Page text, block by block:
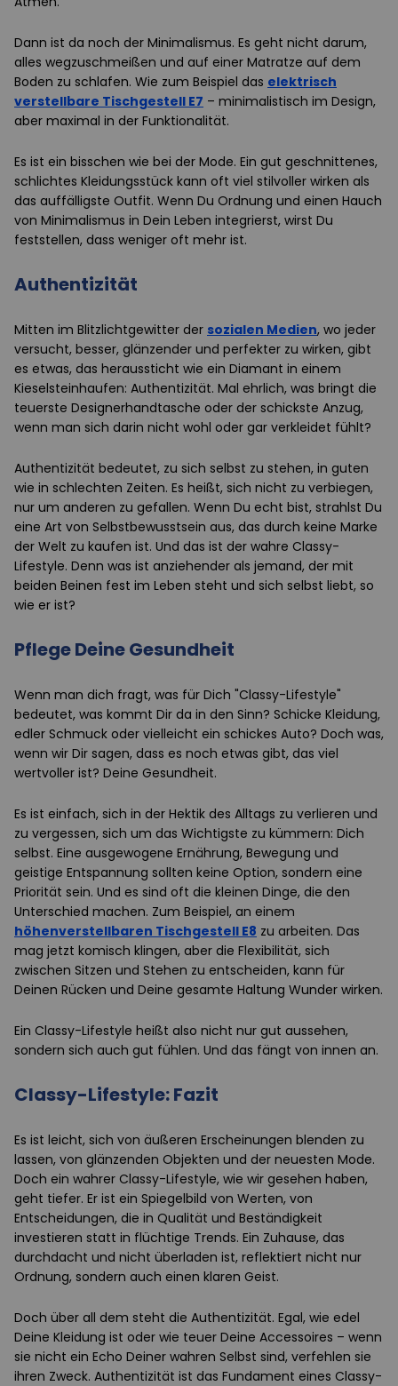
Dann ist da noch der Minimalismus. Es geht nicht darum,
alles wegzuschmeißen und auf einer Matratze auf dem
Boden zu schlafen. Wie zum Beispiel das elektrisch
verstellbare Tischgestell E7 – minimalistisch im Design,
aber maximal in der Funktionalität.
Es ist ein bisschen wie bei der Mode. Ein gut geschnittenes,
schlichtes Kleidungsstück kann oft viel stilvoller wirken als
das auffälligste Outfit. Wenn Du Ordnung und einen Hauch
von Minimalismus in Dein Leben integrierst, wirst Du
feststellen, dass weniger oft mehr ist.
Authentizität
Mitten im Blitzlichtgewitter der sozialen Medien, wo jeder
versucht, besser, glänzender und perfekter zu wirken, gibt
es etwas, das heraussticht wie ein Diamant in einem
Kieselsteinhaufen: Authentizität. Mal ehrlich, was bringt die
teuerste Designerhandtasche oder der schickste Anzug,
wenn man sich darin nicht wohl oder gar verkleidet fühlt?
Authentizität bedeutet, zu sich selbst zu stehen, in guten
wie in schlechten Zeiten. Es heißt, sich nicht zu verbiegen,
nur um anderen zu gefallen. Wenn Du echt bist, strahlst Du
eine Art von Selbstbewusstsein aus, das durch keine Marke
der Welt zu kaufen ist. Und das ist der wahre Classy-
Lifestyle. Denn was ist anziehender als jemand, der mit
beiden Beinen fest im Leben steht und sich selbst liebt, so
wie er ist?
Pflege Deine Gesundheit
Wenn man dich fragt, was für Dich "Classy-Lifestyle"
bedeutet, was kommt Dir da in den Sinn? Schicke Kleidung,
edler Schmuck oder vielleicht ein schickes Auto? Doch was,
wenn wir Dir sagen, dass es noch etwas gibt, das viel
wertvoller ist? Deine Gesundheit.
Es ist einfach, sich in der Hektik des Alltags zu verlieren und
zu vergessen, sich um das Wichtigste zu kümmern: Dich
selbst. Eine ausgewogene Ernährung, Bewegung und
geistige Entspannung sollten keine Option, sondern eine
Priorität sein. Und es sind oft die kleinen Dinge, die den
Unterschied machen. Zum Beispiel, an einem
höhenverstellbaren Tischgestell E8 zu arbeiten. Das
mag jetzt komisch klingen, aber die Flexibilität, sich
zwischen Sitzen und Stehen zu entscheiden, kann für
Deinen Rücken und Deine gesamte Haltung Wunder wirken.
Ein Classy-Lifestyle heißt also nicht nur gut aussehen,
sondern sich auch gut fühlen. Und das fängt von innen an.
Classy-Lifestyle: Fazit
Es ist leicht, sich von äußeren Erscheinungen blenden zu
lassen, von glänzenden Objekten und der neuesten Mode.
Doch ein wahrer Classy-Lifestyle, wie wir gesehen haben,
geht tiefer. Er ist ein Spiegelbild von Werten, von
Entscheidungen, die in Qualität und Beständigkeit
investieren statt in flüchtige Trends. Ein Zuhause, das
durchdacht und nicht überladen ist, reflektiert nicht nur
Ordnung, sondern auch einen klaren Geist.
Doch über all dem steht die Authentizität. Egal, wie edel
Deine Kleidung ist oder wie teuer Deine Accessoires – wenn
sie nicht ein Echo Deiner wahren Selbst sind, verfehlen sie
ihren Zweck. Authentizität ist das Fundament eines Classy-